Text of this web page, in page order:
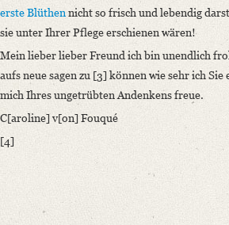
erste Blüthennicht so frisch und lebendig
sie unter Ihrer Pflege erschienen wären!
Mein lieber lieber Freund ich bin unendlich
aufs neue sagen zu [3] können wie sehr ich Sie
mich Ihres ungetrübten Andenkens freue.
C[aroline] v[on] Fouqué
[4]